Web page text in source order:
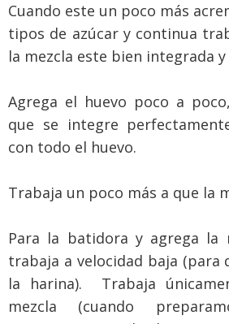
Cuando este un poco más
tipos de azúcar y continua
la mezcla este bien integrada y
Agrega el huevo poco a
que se integre
con todo el huevo.
Trabaja un poco más a que la
Para la batidora y agrega la
trabaja a velocidad baja (para
la harina). Trabaja
mezcla (cuando